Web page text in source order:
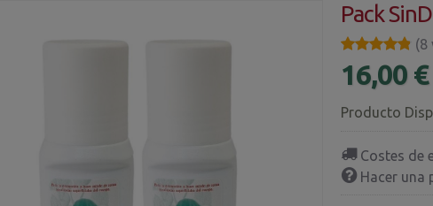
Pack
★★★★★
★★★★★ (8
16,00 €
Producto
Costes de
Hacer una